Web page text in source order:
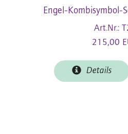
Engel-Kombisymbol-
Art.Nr.:
215,00
Details